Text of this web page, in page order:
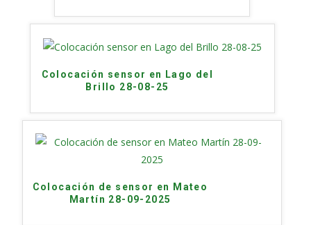
Colocación sensor en Lago del
Brillo 28-08-25
Colocación de sensor en Mateo
Martín 28-09-2025